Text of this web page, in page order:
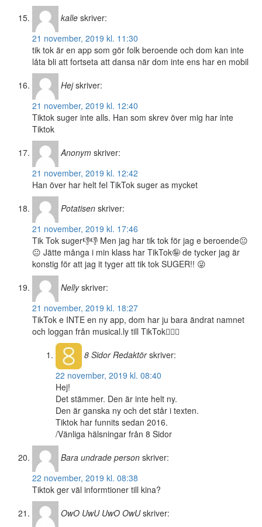
kalle skriver:
21 november, 2019 kl. 11:30
tik tok är en app som gör folk beroende och dom kan inte
låta bli att fortseta att dansa när dom inte ens har en mobil
Hej skriver:
21 november, 2019 kl. 12:40
Tiktok suger inte alls. Han som skrev över mig har inte
Tiktok
Anonym skriver:
21 november, 2019 kl. 12:42
Han över har helt fel TikTok suger as mycket
Potatisen skriver:
21 november, 2019 kl. 17:46
Tik Tok suger👎👎 Men jag har tik tok för jag e beroende😐
😐 Jätte många i min klass har TikTok🤪 de tycker jag är
konstig för att jag it tyger att tik tok SUGER!! 😜
Nelly skriver:
21 november, 2019 kl. 18:27
TikTok e INTE en ny app, dom har ju bara ändrat namnet
och loggan från musical.ly till TikTok🤦🏻‍♀️
8 SidorRedaktör skriver:
22 november, 2019 kl. 08:40
Hej!
Det stämmer. Den är inte helt ny.
Den är ganska ny och det står i texten.
Tiktok har funnits sedan 2016.
/Vänliga hälsningar från 8 Sidor
Bara undrade person skriver:
22 november, 2019 kl. 08:38
Tiktok ger väl informtioner till kina?
OwO UwU UwO OwU skriver: